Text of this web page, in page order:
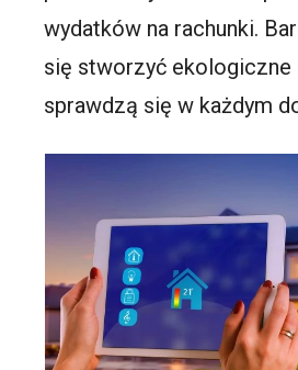
wydatków na rachunki.
się stworzyć ekologiczne
sprawdzą się w każdym